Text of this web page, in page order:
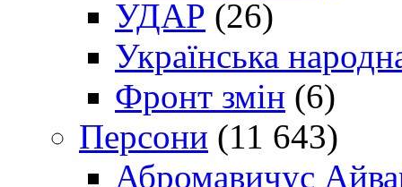
УДАР (26)
Українська
Фронт змін (6)
Персони (11 643)
Абромавичус